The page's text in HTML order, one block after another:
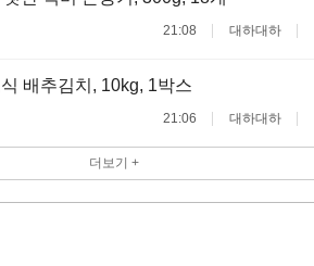
21:08 대하대하
배추김치, 10kg, 1박스
21:06 대하대하
더보기 +